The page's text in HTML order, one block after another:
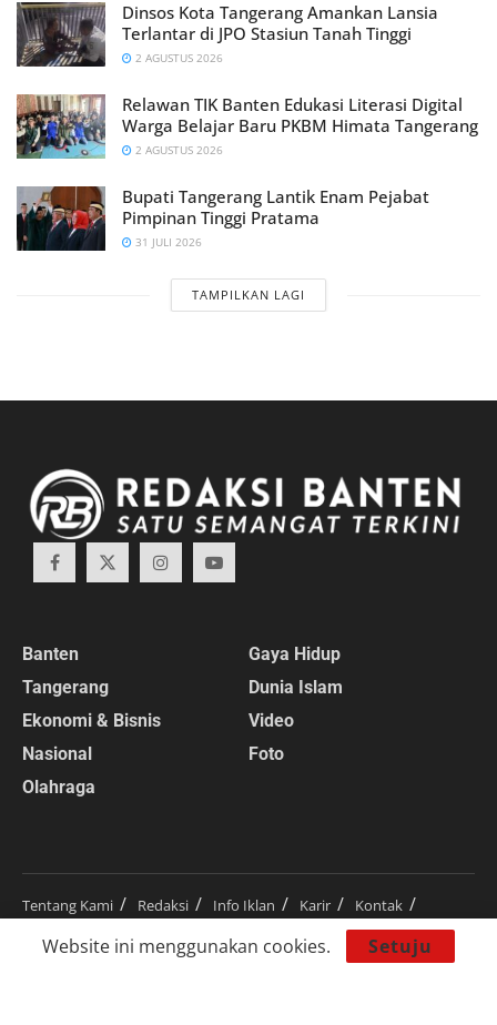
Dinsos Kota Tangerang Amankan Lansia
Terlantar di JPO Stasiun Tanah Tinggi
2 AGUSTUS 2026
Relawan TIK Banten Edukasi Literasi Digital
Warga Belajar Baru PKBM Himata Tangerang
2 AGUSTUS 2026
Bupati Tangerang Lantik Enam Pejabat
Pimpinan Tinggi Pratama
31 JULI 2026
TAMPILKAN LAGI
Banten
Tangerang
Ekonomi & Bisnis
Nasional
Olahraga
Gaya Hidup
Dunia Islam
Video
Foto
Tentang Kami Redaksi Info Iklan Karir
Kontak
Pedoman Media Siber
Disclaimer
Website ini menggunakan cookies. Setuju